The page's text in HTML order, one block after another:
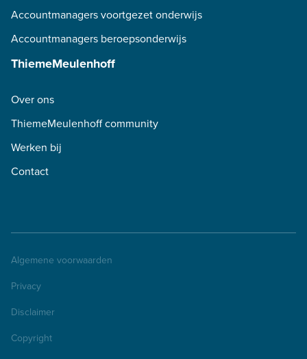
Accountmanagers voortgezet onderwijs
Accountmanagers beroepsonderwijs
ThiemeMeulenhoff
Over ons
ThiemeMeulenhoff community
Werken bij
Contact
Algemene voorwaarden
Privacy
Disclaimer
Copyright